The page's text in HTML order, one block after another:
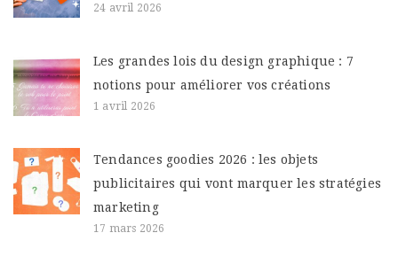
24 avril 2026
Les grandes lois du design graphique : 7
notions pour améliorer vos créations
1 avril 2026
Tendances goodies 2026 : les objets
publicitaires qui vont marquer les stratégies
marketing
17 mars 2026